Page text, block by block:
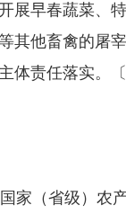
展早春蔬菜、
其他畜禽的屠
体责任落实。
（省级）农